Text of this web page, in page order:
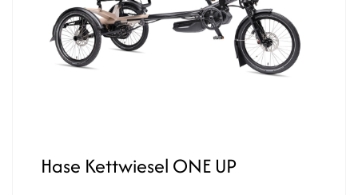
Hase Kettwiesel ONE UP